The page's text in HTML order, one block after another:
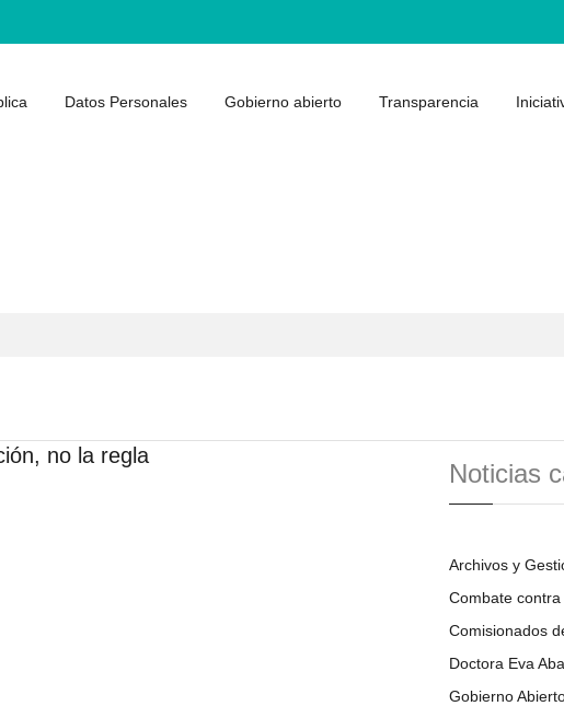
Datos Personales Gobierno abierto Transparencia
no la regla
Noticias
Archivos y
Combate
Comisionados
Doctora Eva
Gobierno